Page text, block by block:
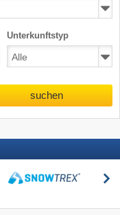
Unterkunftstyp
suchen